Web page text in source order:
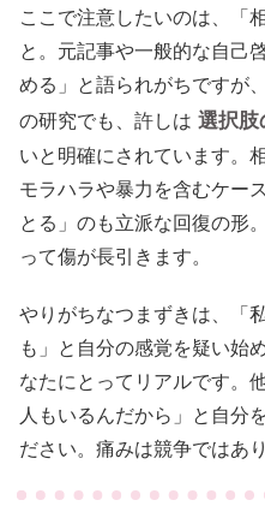
ここで注意したいのは、「
と。元記事や一般的な自己
める」と語られがちですが
の研究でも、許しは 選択肢
いと明確にされています。
モラハラや暴力を含むケー
とる」のも立派な回復の形
って傷が長引きます。
やりがちなつまずきは、「
も」と自分の感覚を疑い始
なたにとってリアルです。
人もいるんだから」と自分
ださい。痛みは競争ではあ